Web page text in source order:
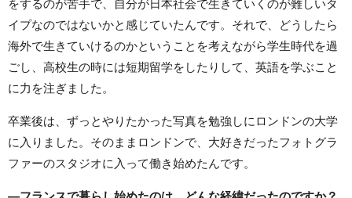
をするのが苦手で、自分が日本社会で生きていくのが難しいタ
イプなのではないかと感じていたんです。それで、どうしたら
海外で生きていけるのかということを考えながら学生時代を過
ごし、高校生の時には短期留学をしたりして、英語を学ぶこと
に力を注ぎました。
卒業後は、ずっとやりたかった写真を勉強しにロンドンの大学
に入りました。そのままロンドンで、大好きだったフォトグラ
ファーのスタジオに入って働き始めたんです。